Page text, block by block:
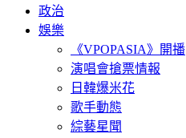
政治
娛樂
《VPOPASIA》開播
演唱會搶票情報
日韓爆米花
歌手動態
綜藝星聞